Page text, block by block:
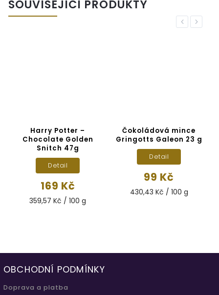
SOUVISEJÍCÍ PRODUKTY
Previous
Harry Potter –
Chocolate Golden
Snitch 47g
169 Kč
359,57 Kč / 100 g
Detail
Čokoládová mince
Gringotts Galeon 23 g
99 Kč
430,43 Kč / 100 g
Detail
Next
OBCHODNÍ PODMÍNKY
Doprava a platba